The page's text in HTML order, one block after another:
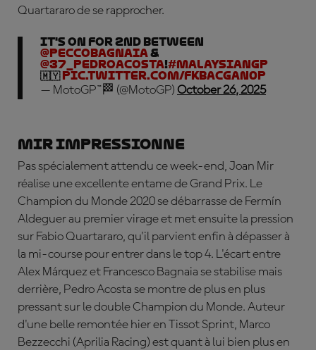
Quartararo de se rapprocher.
It's on for 2nd between
@PeccoBagnaia&
@37_pedroacosta!#MalaysianGP
🇲🇾pic.twitter.com/FKbAcGaN0P
— MotoGP™🏁 (@MotoGP) October 26, 2025
Mir impressionne
Pas spécialement attendu ce week-end, Joan Mir
réalise une excellente entame de Grand Prix. Le
Champion du Monde 2020se débarrasse de Fermín
Aldeguer au premier virage et met ensuite la pression
sur Fabio Quartararo, qu'il parvient enfin à dépasser à
la mi-course pour entrer dans le top 4. L'écart entre
Alex Márquez et Francesco Bagnaia se stabilise mais
derrière, Pedro Acosta se montre de plus en plus
pressant sur le double Champion du Monde. Auteur
d'une belle remontée hier en Tissot Sprint, Marco
Bezzecchi (Aprilia Racing) est quant à lui bien plus en